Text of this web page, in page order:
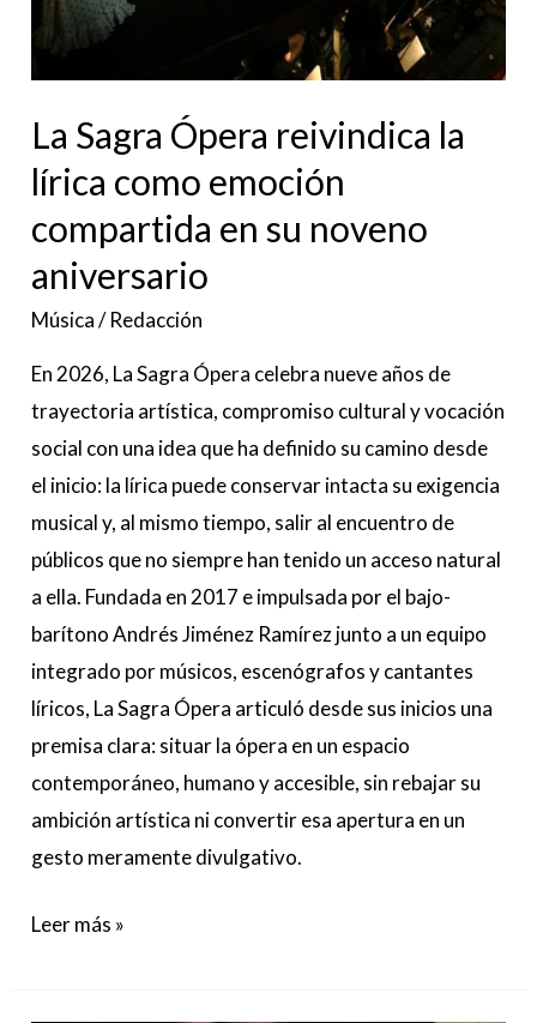
La Sagra Ópera reivindica la
lírica como emoción
compartida en su noveno
aniversario
Música/Redacción
En 2026, La Sagra Ópera celebra nueve años de
trayectoria artística, compromiso cultural y vocación
social con una idea que ha definido su camino desde
el inicio: la lírica puede conservar intacta su exigencia
musical y, al mismo tiempo, salir al encuentro de
públicos que no siempre han tenido un acceso natural
a ella. Fundada en 2017 e impulsada por el bajo-
barítono Andrés Jiménez Ramírez junto a un equipo
integrado por músicos, escenógrafos y cantantes
líricos, La Sagra Ópera articuló desde sus inicios una
premisa clara: situar la ópera en un espacio
contemporáneo, humano y accesible, sin rebajar su
ambición artística ni convertir esa apertura en un
gesto meramente divulgativo.
Leer más »